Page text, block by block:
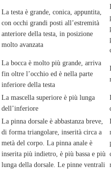
La testa è grande, conica, appuntita,
con occhi grandi posti all’estremità
anteriore della testa, in posizione
molto avanzata
La bocca è molto più grande, arriva
fin oltre l’occhio ed è nella parte
inferiore della testa
La mascella superiore è più lunga
dell’inferiore
La pinna dorsale è abbastanza breve,
di forma triangolare, inserità circa a
metà del corpo. La pinna anale è
inserita più indietro, è più bassa e più
lunga della dorsale. Le pinne ventrali